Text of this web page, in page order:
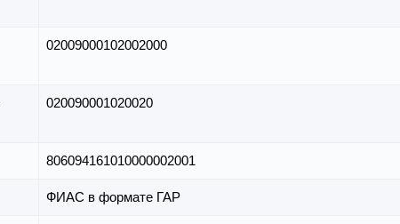
02009000102002000
020090001020020
806094161010000002001
ФИАС в формате ГАР